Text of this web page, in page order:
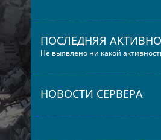
ПОСЛЕДНЯЯ
Не выявлено ни какой
НОВОСТИ СЕРВЕРА